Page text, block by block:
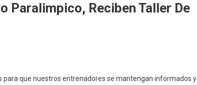
Paralimpico, Reciben Taller De
para que nuestros entrenadores se mantengan informados y